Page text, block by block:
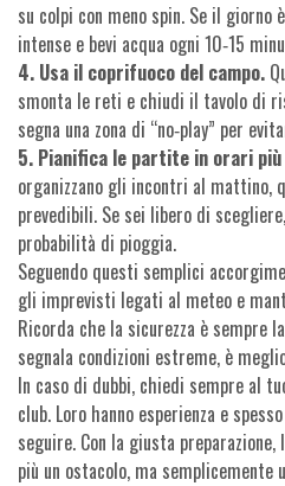
su colpi con meno spin. Se il
intense e bevi acqua ogni 10‑15
4. Usa il coprifuoco del campo.
smonta le reti e chiudi il tavolo di
segna una zona di “no‑play” per
5. Pianifica le partite in orari
organizzano gli incontri al mattino,
prevedibili. Se sei libero di
probabilità di pioggia.
Seguendo questi semplici
gli imprevisti legati al meteo e
Ricorda che la sicurezza è sempre
segnala condizioni estreme, è
In caso di dubbi, chiedi sempre al
club. Loro hanno esperienza e
seguire. Con la giusta
più un ostacolo, ma